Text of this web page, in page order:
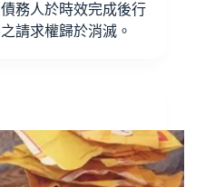
務人於時效完成後行
請求權歸於消滅。